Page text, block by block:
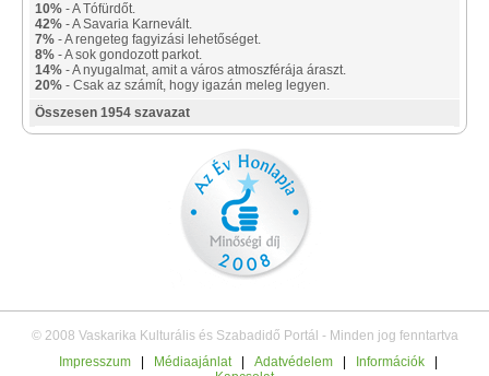
10% - A Tófürdőt.
42% - A Savaria Karnevált.
7% - A rengeteg fagyizási lehetőséget.
8% - A sok gondozott parkot.
14% - A nyugalmat, amit a város atmoszférája áraszt.
20% - Csak az számít, hogy igazán meleg legyen.
Összesen 1954 szavazat
© 2008 Vaskarika Kulturális és Szabadidő Portál - Minden jog fenntartva
Impresszum
Médiaajánlat Adatvédelem Információk